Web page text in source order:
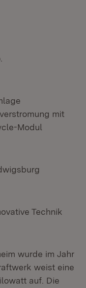
mit
Modul
Technik
wurde im Jahr
weist eine
auf. Die